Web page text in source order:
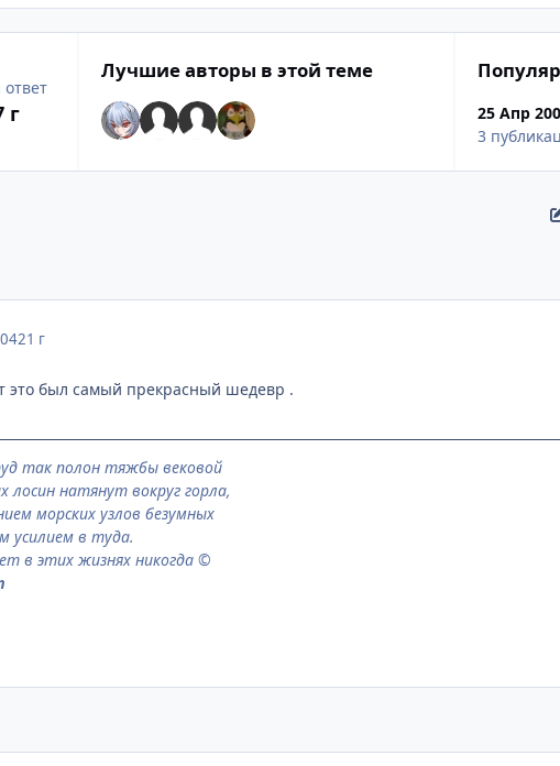
г
Лучшие авторы в этой теме
25 Апр
3
21 г
это был самый прекрасный шедевр .
так полон тяжбы вековой
лосин натянут вокруг горла,
морских узлов безумных
усилием в туда.
в этих жизнях никогда ©